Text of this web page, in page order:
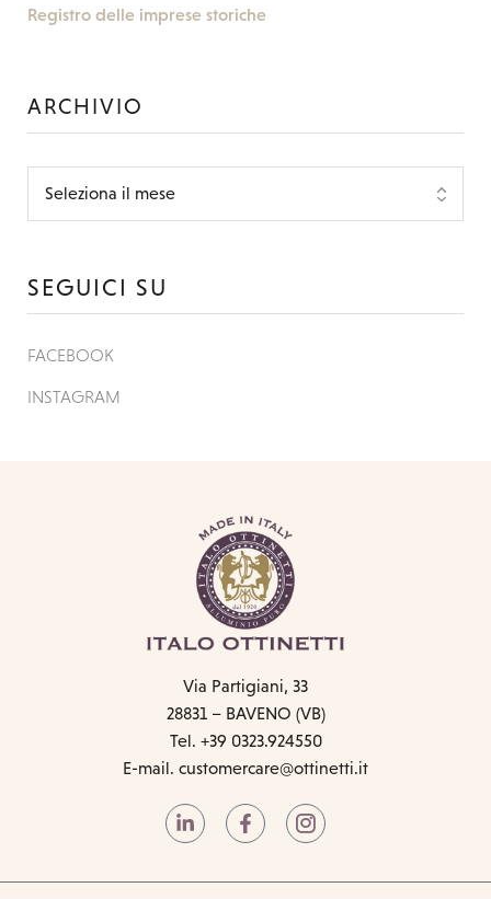
Registro delle imprese storiche
ARCHIVIO
SEGUICI SU
FACEBOOK
INSTAGRAM
Via Partigiani, 33
28831 – BAVENO (VB)
Tel. +39 0323.924550
E-mail. customercare@ottinetti.it